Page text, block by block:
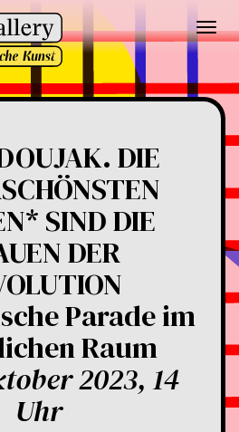
DIE
SIND DIE
DER
Parade im
Raum
2023, 14
Uhr